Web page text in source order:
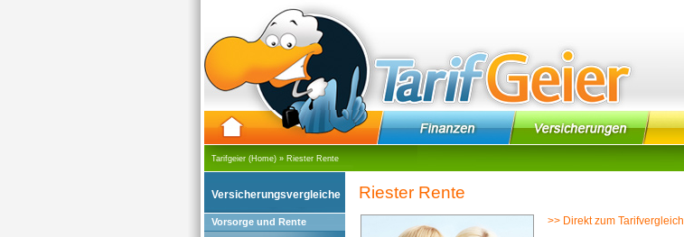
Tarifgeier (Home) » Riester Rente
Versicherungsvergleiche
Vorsorge und Rente
Riester Rente
>> Direkt zum Tarifvergleich